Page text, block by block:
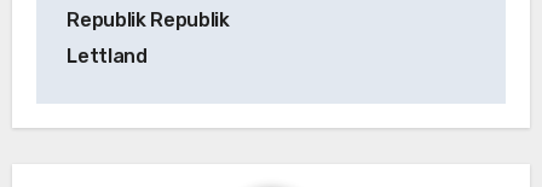
Republik Republik
Lettland